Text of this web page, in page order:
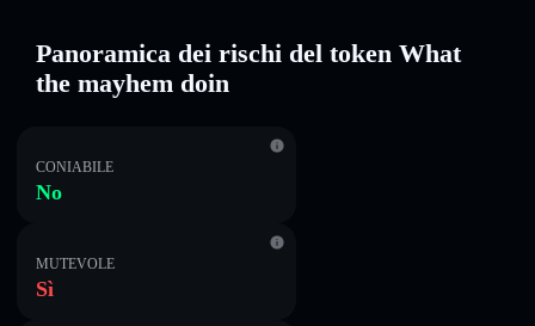
Panoramica dei rischi del token What
the mayhem doin
CONIABILE
No
MUTEVOLE
Sì